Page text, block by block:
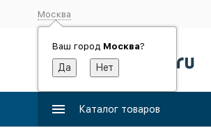
Москва
Ваш город Москва?
Каталог товаров